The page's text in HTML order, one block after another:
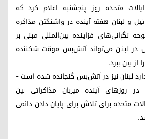
متحده روز پنجشنبه اعلام کرد که
و لبنان هفته آینده در واشنگتن مذاکره
نگرانی‌های فزاینده بین‌المللی مبنی بر
در لبنان می‌تواند آتش‌بس موقت شکننده
از بین ببرد.
لبنان نیز در آتش‌بس گنجانده شده است -
روزهای آینده میزبان مذاکراتی بین
متحده برای تلاش برای پایان دادن دائمی